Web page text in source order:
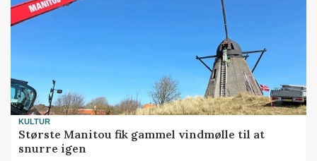
KULTUR
Største Manitou fik gammel vindmølle til at
snurre igen